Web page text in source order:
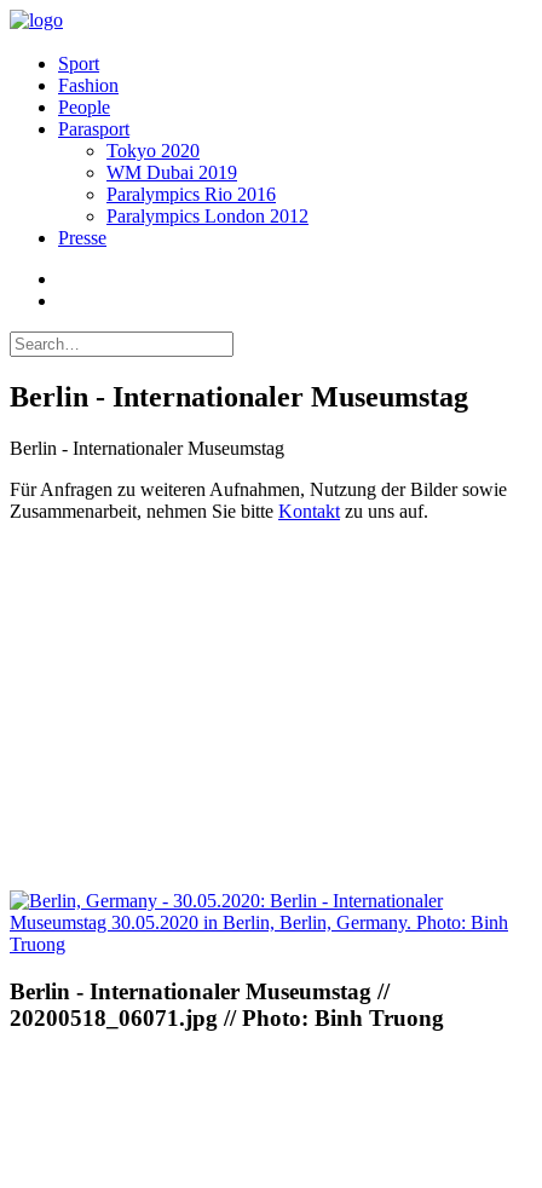
Sport
Fashion
People
Parasport
Tokyo 2020
WM Dubai 2019
Paralympics Rio 2016
Paralympics London 2012
Presse
Berlin - Internationaler Museumstag
Berlin - Internationaler Museumstag
Für Anfragen zu weiteren Aufnahmen, Nutzung der Bilder sowie
Zusammenarbeit, nehmen Sie bitte Kontakt zu uns auf.
Berlin - Internationaler Museumstag //
20200518_06071.jpg // Photo: Binh Truong